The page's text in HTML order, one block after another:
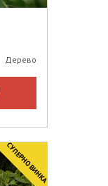
Дерево
НОВИНКА
СУПЕРНОВИНКА